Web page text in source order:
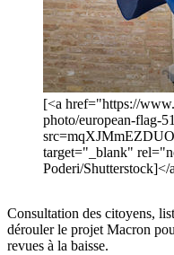
[<a href="https://
photo/european-flag-
target="_blank"
Poderi/Shutterstock]</
Consultation des citoyens,
dérouler le projet Macron
revues à la baisse.